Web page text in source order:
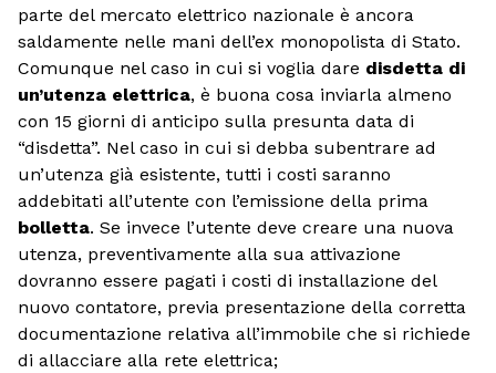
parte del mercato elettrico nazionale è ancora
saldamente nelle mani dell’ex monopolista di Stato.
Comunque nel caso in cui si voglia dare disdetta di
un’utenza elettrica, è buona cosa inviarla almeno
con 15 giorni di anticipo sulla presunta data di
“disdetta”. Nel caso in cui si debba subentrare ad
un’utenza già esistente, tutti i costi saranno
addebitati all’utente con l’emissione della prima
bolletta. Se invece l’utente deve creare una nuova
utenza, preventivamente alla sua attivazione
dovranno essere pagati i costi di installazione del
nuovo contatore, previa presentazione della corretta
documentazione relativa all’immobile che si richiede
di allacciare alla rete elettrica;